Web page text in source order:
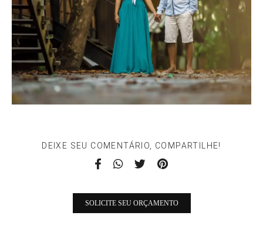
DEIXE SEU COMENTÁRIO, COMPARTILHE!
SOLICITE SEU ORÇAMENTO